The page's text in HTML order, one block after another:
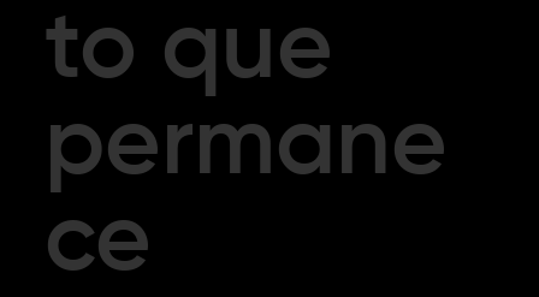
to que
permane
ce